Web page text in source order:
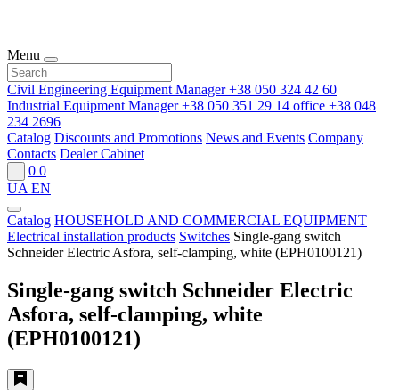
Menu
Civil Engineering Equipment Manager+38 050 324 42 60
Industrial Equipment Manager+38 050 351 29 14 office +38 048
234 2696
Catalog Discounts and Promotions News and Events Company
Contacts Dealer Cabinet
0 0
UA EN
Catalog HOUSEHOLD AND COMMERCIAL EQUIPMENT
Electrical installation products Switches Single-gang switch
Schneider Electric Asfora, self-clamping, white (EPH0100121)
Single-gang switch Schneider Electric
Asfora, self-clamping, white
(EPH0100121)